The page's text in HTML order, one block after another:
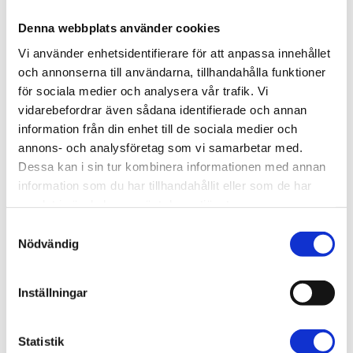
Denna webbplats använder cookies
Vi använder enhetsidentifierare för att anpassa innehållet
och annonserna till användarna, tillhandahålla funktioner
för sociala medier och analysera vår trafik. Vi
vidarebefordrar även sådana identifierade och annan
information från din enhet till de sociala medier och
annons- och analysföretag som vi samarbetar med.
Dessa kan i sin tur kombinera informationen med annan
information som du har tillhandahållit eller som de har
Nödvändig
Inställningar
Statistik
LIKNANDE INLÄGG